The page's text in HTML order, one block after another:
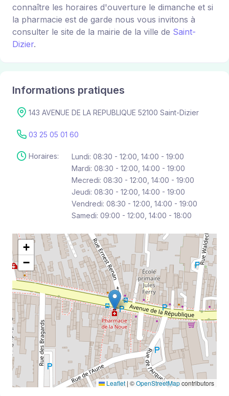
connaître les horaires d'ouverture le dimanche et si
la pharmacie est de garde nous vous invitons à
consulter le site de la mairie de la ville de Saint-
Dizier.
Informations pratiques
143 AVENUE DE LA REPUBLIQUE 52100 Saint-Dizier
03 25 05 01 60
Horaires:
Lundi: 08:30 - 12:00, 14:00 - 19:00
Mardi: 08:30 - 12:00, 14:00 - 19:00
Mecredi: 08:30 - 12:00, 14:00 - 19:00
Jeudi: 08:30 - 12:00, 14:00 - 19:00
Vendredi: 08:30 - 12:00, 14:00 - 19:00
Samedi: 09:00 - 12:00, 14:00 - 18:00
+
−
Leaflet | ©OpenStreetMapcontributors